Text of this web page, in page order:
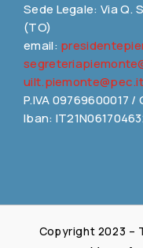
Sede Legale: Via Q.
(TO)
email:
uilt.piemonte@pec.it
P.IVA 09769600017
Iban:
Copyright 2023 –